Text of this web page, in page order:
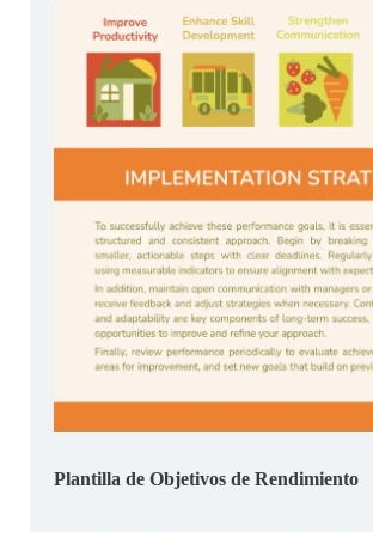
Plantilla de Objetivos de Rendimiento